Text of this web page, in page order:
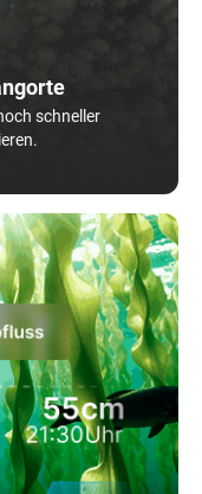
schneller